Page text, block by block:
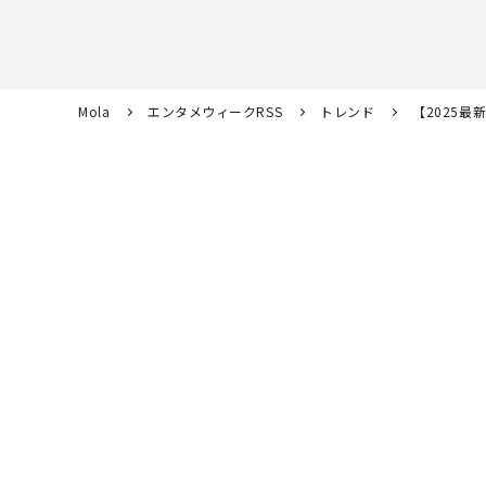
Mola エンタメウィークRSS トレンド 【2025最